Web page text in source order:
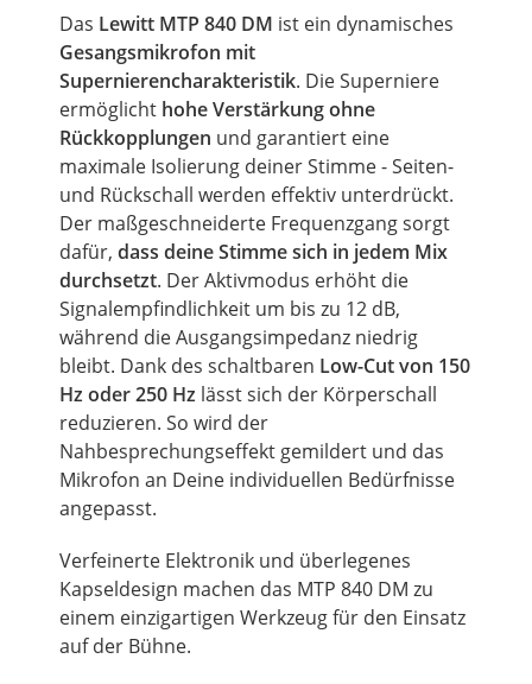
Das Lewitt MTP 840 DM ist ein dynamisches
Gesangsmikrofon mit
Supernierencharakteristik. DieSuperniere
ermöglicht hohe Verstärkung ohne
Rückkopplungen und garantiert eine
maximale Isolierung deiner Stimme - Seiten-
und Rückschall werden effektiv unterdrückt.
Der maßgeschneiderte Frequenzgangsorgt
dafür, dass deine Stimme sich in jedem Mix
durchsetzt. Der Aktivmodus erhöht die
Signalempfindlichkeit um bis zu 12 dB,
während die Ausgangsimpedanz niedrig
bleibt. Dank des schaltbaren Low-Cut von 150
Hz oder 250 Hz lässt sich der Körperschall
reduzieren. So wird der
Nahbesprechungseffekt gemildert und das
Mikrofon an Deine individuellen Bedürfnisse
angepasst.
Verfeinerte Elektronik und überlegenes
Kapseldesign machen das MTP 840 DM zu
einem einzigartigen Werkzeug für den Einsatz
auf der Bühne.